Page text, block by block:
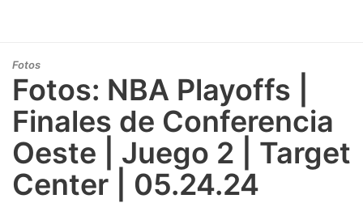
Fotos
Fotos: NBA Playoffs |
Finales de Conferencia
Oeste | Juego 2 | Target
Center | 05.24.24